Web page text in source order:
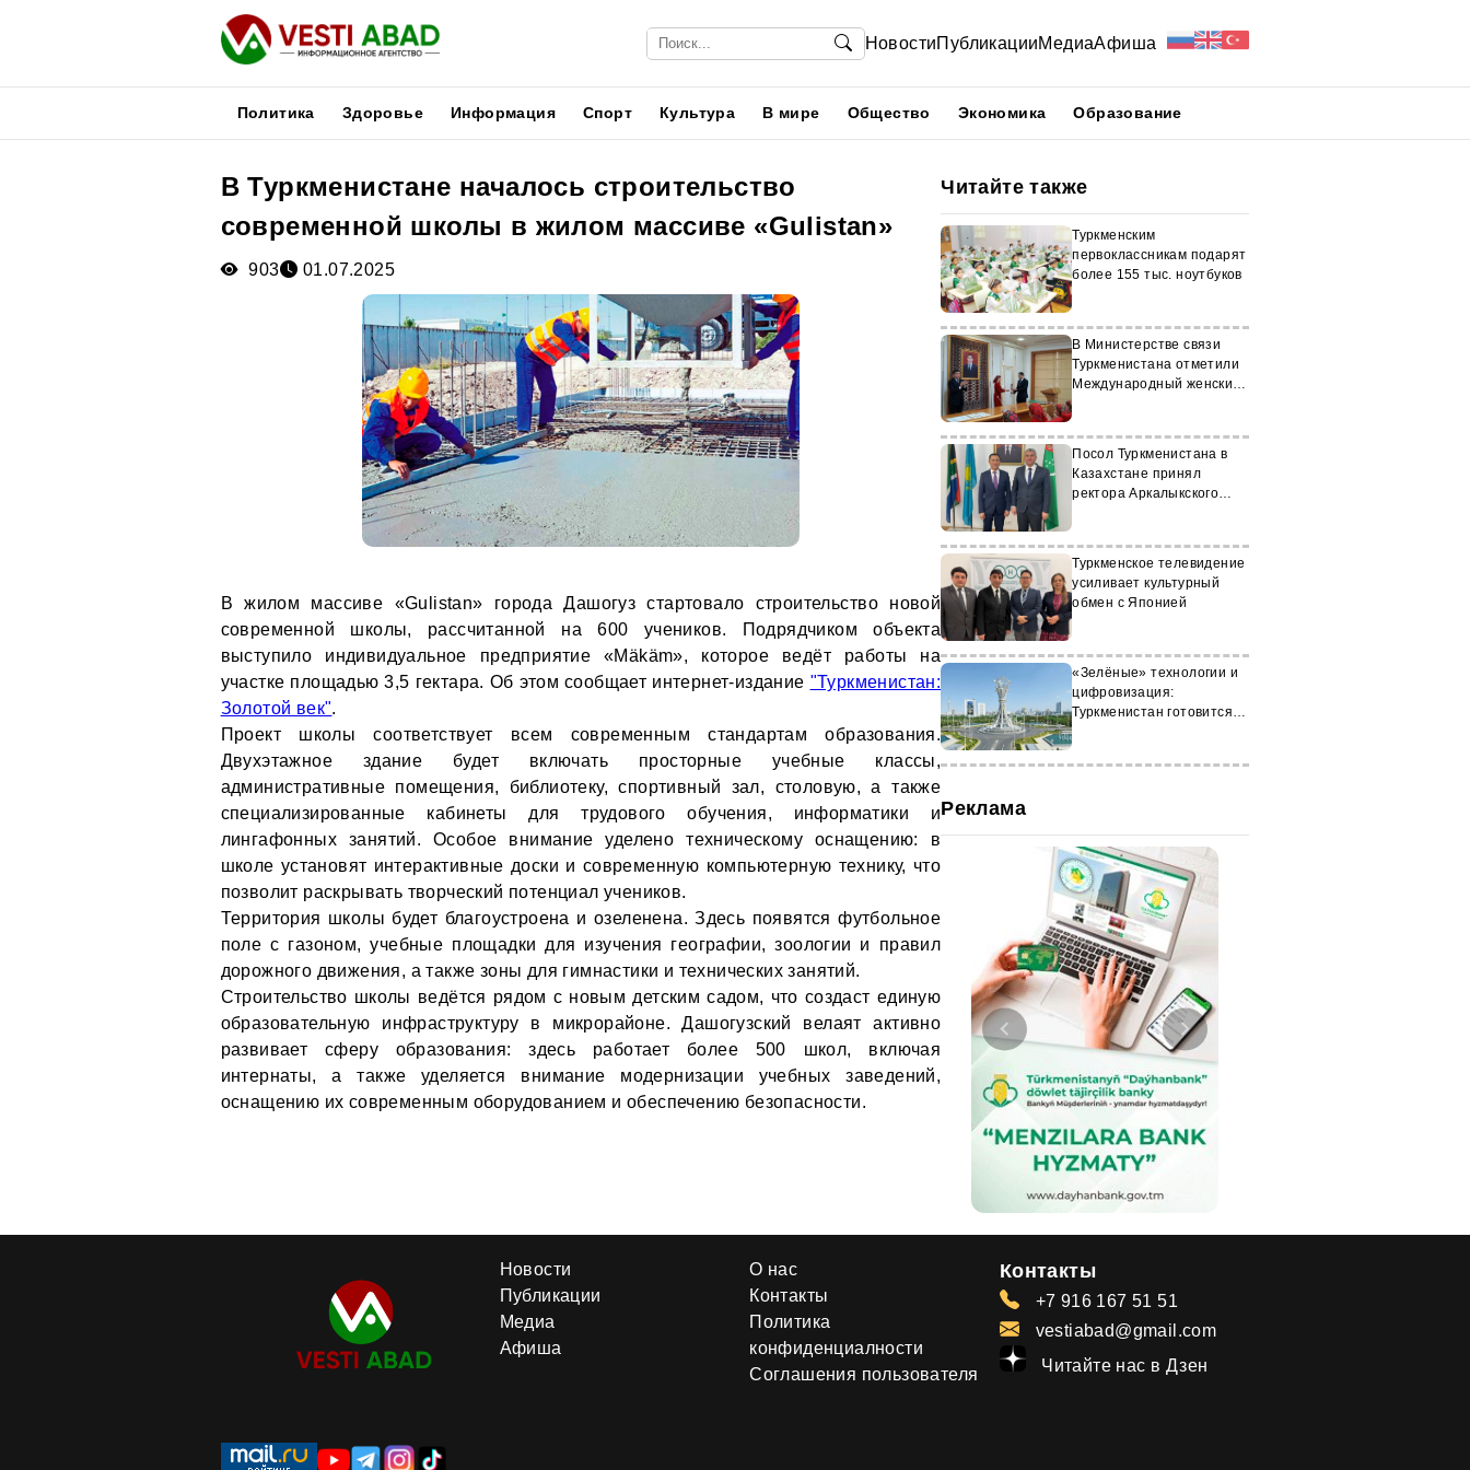
НовостиПубликацииМедиаАфиша
Политика Здоровье Информация Спорт Культура В мире Общество Экономика Образование
В Туркменистане началось строительство
современной школы в жилом массиве «Gulistan»
903 01.07.2025
В жилом массиве «Gulistan» города Дашогуз стартовало строительство новой
современной школы, рассчитанной на 600 учеников. Подрядчиком объекта
выступило индивидуальное предприятие «Mäkäm», которое ведёт работы на
участке площадью 3,5 гектара. Об этом сообщает интернет-издание "Туркменистан:
Золотой век".
Проект школы соответствует всем современным стандартам образования.
Двухэтажное здание будет включать просторные учебные классы,
административные помещения, библиотеку, спортивный зал, столовую, а также
специализированные кабинеты для трудового обучения, информатики и
лингафонных занятий. Особое внимание уделено техническому оснащению: в
школе установят интерактивные доски и современную компьютерную технику, что
позволит раскрывать творческий потенциал учеников.
Территория школы будет благоустроена и озеленена. Здесь появятся футбольное
поле с газоном, учебные площадки для изучения географии, зоологии и правил
дорожного движения, а также зоны для гимнастики и технических занятий.
Строительство школы ведётся рядом с новым детским садом, что создаст единую
образовательную инфраструктуру в микрорайоне. Дашогузский велаят активно
развивает сферу образования: здесь работает более 500 школ, включая
интернаты, а также уделяется внимание модернизации учебных заведений,
оснащению их современным оборудованием и обеспечению безопасности.
Читайте также
Туркменским
первоклассникам подарят
более 155 тыс. ноутбуков
В Министерстве связи
Туркменистана отметили
Международный женский
Посол Туркменистана в
Казахстане принял
ректора Аркалыкского
Туркменское телевидение
усиливает культурный
обмен с Японией
«Зелёные» технологии и
цифровизация:
Туркменистан готовится к
Реклама
Новости
Публикации
Медиа
Афиша
О нас
Контакты
Политика
конфиденциалности
Соглашения пользователя
Контакты
+7 916 167 51 51
vestiabad@gmail.com
Читайте нас в Дзен